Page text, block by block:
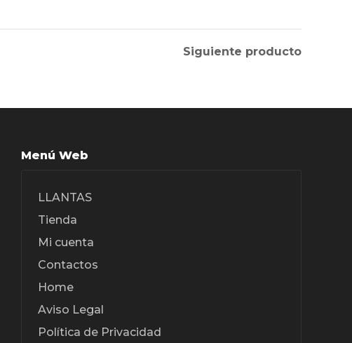
Siguiente producto
Menú Web
LLANTAS
Tienda
Mi cuenta
Contactos
Home
Aviso Legal
Política de Privacidad